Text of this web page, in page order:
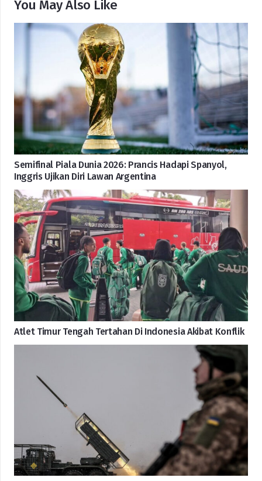
You May Also Like
Semifinal Piala Dunia 2026: Prancis Hadapi Spanyol,
Inggris Ujikan Diri Lawan Argentina
Atlet Timur Tengah Tertahan Di Indonesia Akibat Konflik